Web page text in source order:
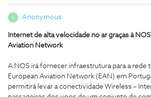
A Anonymous
Internet de alta velocidade no ar graças à
Aviation Network
A NOS irá fornecer infraestrutura para a rede
European Aviation Network (EAN) em
permitirá levar a conectividade Wireless –